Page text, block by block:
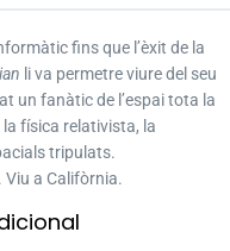
fins que l’èxit de la
li va permetre viure del seu
un fanàtic de l’espai tota la
física relativista, la
tripulats.
a Califòrnia.